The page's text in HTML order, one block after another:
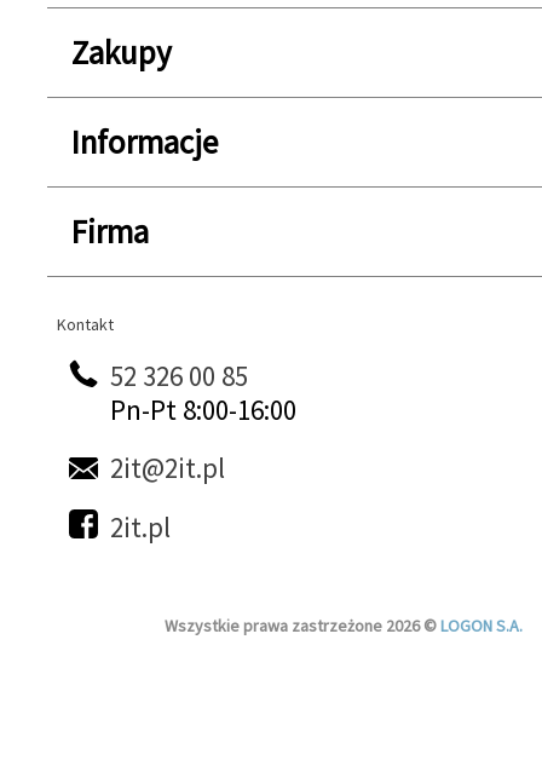
Zakupy
Informacje
Firma
Kontakt
Kontakt
52 326 00 85
Pn-Pt 8:00-16:00
2it@2it.pl
2it.pl
Wszystkie prawa zastrzeżone 2026 ©LOGON S.A.